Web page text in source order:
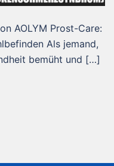
AOLYM Prost-Care:
Als jemand,
bemüht und […]